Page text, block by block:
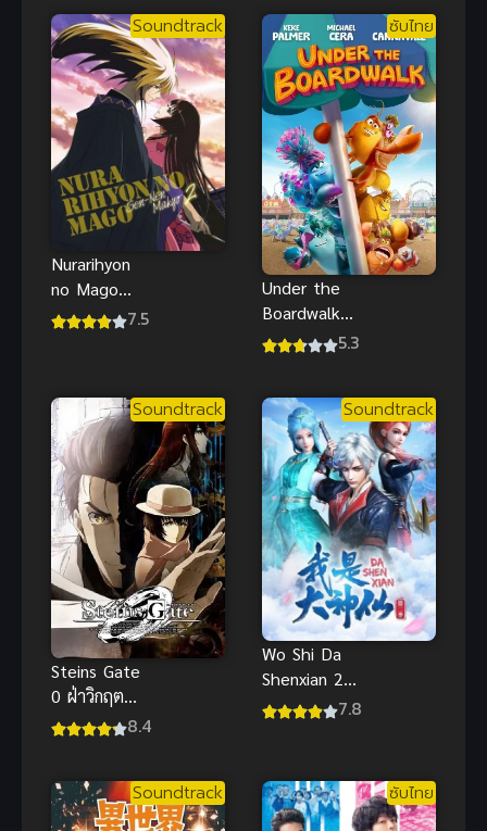
สงคราม ซับ
ไทยฟรี
Soundtrack
Nurarihyon
no Mago
Sennen
7.5
ซับไทย
Under the
Boardwalk
ซับไทย อนิ
น้อยริม
ชายหาดน่าดู
5.3
Soundtrack
Steins Gate
0 ฝ่าวิกฤต
พิชิตกาลเวลา
8.4
Soundtrack
Wo Shi Da
Shenxian 2
(2021) ข้าคือ
7.8
Soundtrack ซับไทย